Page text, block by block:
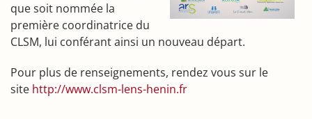
que soit nommée la
première coordinatrice du
CLSM, lui conférant ainsi un nouveau départ.
Pour plus de renseignements, rendez vous sur le
site http://www.clsm-lens-henin.fr